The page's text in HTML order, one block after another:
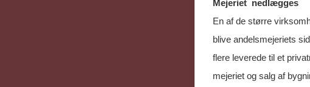
Mejeriet nedlægges
En af de større
blive andelsmejeriets
flere leverede til et
mejeriet og salg af